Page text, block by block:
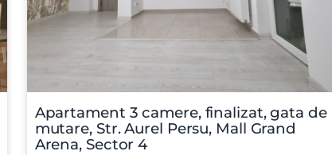
Apartament 3 camere, finalizat, gata de
mutare, Str. Aurel Persu, Mall Grand
Arena, Sector 4
Vreau sa fiu contactat